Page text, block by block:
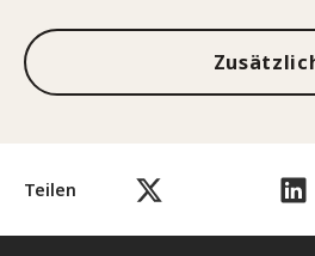
Teilen